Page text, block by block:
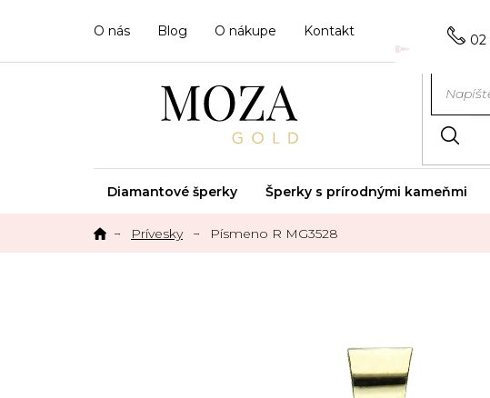
02
O nás Blog O nákupe Kontakt
Diamantové šperky Šperky s prírodnými kameňmi
Prívesky Písmeno R MG3528